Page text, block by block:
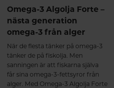
Omega-3 Algolja Forte –
nästa generation
omega-3 från alger
När de flesta tänker på omega-3
tänker de på fiskolja. Men
sanningen är att fiskarna själva
får sina omega-3-fettsyror från
alger. Med Omega-3 Algolja Forte